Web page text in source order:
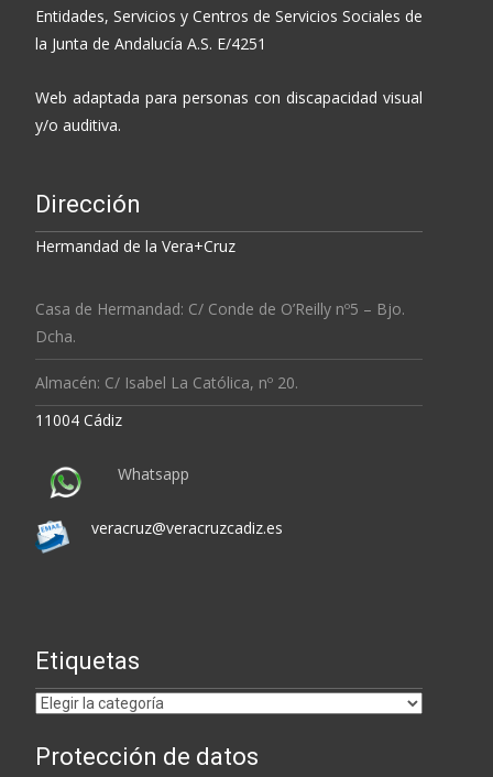
Entidades, Servicios y Centros de Servicios Sociales de
la Junta de Andalucía A.S. E/4251
Web adaptada para personas con discapacidad visual
y/o auditiva.
Dirección
Hermandad de la Vera+Cruz
Casa de Hermandad: C/ Conde de O’Reilly nº5 – Bjo.
Dcha.
Almacén: C/ Isabel La Católica, nº 20.
11004 Cádiz
Whatsapp
veracruz@veracruzcadiz.es
Etiquetas
Etiquetas
Protección de datos